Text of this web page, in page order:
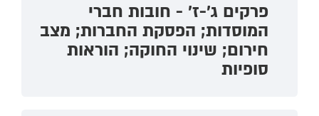
פרקים ג'-ז' - חובות חברי
המוסדות; הפסקת החברות; מצב
חירום; שינוי החוקה; הוראות
סופיות